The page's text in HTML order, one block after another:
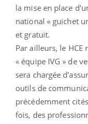
la mise en place
national « guichet
et gratuit.
Par ailleurs, le
« équipe IVG » de
sera chargée
outils de
précédemment
fois, des